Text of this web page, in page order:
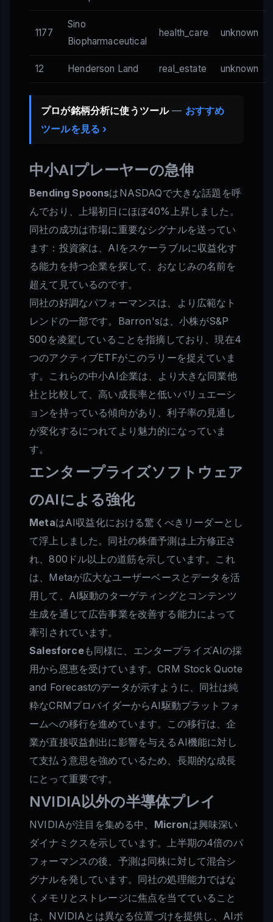
1177
Sino
Biopharmaceutical
health_care unknown
12 Henderson Land real_estate unknown
プロが銘柄分析に使うツール— おすすめ
ツールを見る ›
中小AIプレーヤーの急伸
Bending SpoonsはNASDAQで大きな話題を呼
んでおり、上場初日にほぼ40%上昇しました。
同社の成功は市場に重要なシグナルを送ってい
ます：投資家は、AIをスケーラブルに収益化す
る能力を持つ企業を探して、おなじみの名前を
超えて見ているのです。
同社の好調なパフォーマンスは、より広範なト
レンドの一部です。Barron'sは、小株がS&P
500を凌駕していることを指摘しており、現在4
つのアクティブETFがこのラリーを捉えていま
す。これらの中小AI企業は、より大きな同業他
社と比較して、高い成長率と低いバリュエーシ
ョンを持っている傾向があり、利子率の見通し
が変化するにつれてより魅力的になっていま
す。
エンタープライズソフトウェア
のAIによる強化
MetaはAI収益化における驚くべきリーダーとし
て浮上しました。同社の株価予測は上方修正さ
れ、800ドル以上の道筋を示しています。これ
は、Metaが広大なユーザーベースとデータを活
用して、AI駆動のターゲティングとコンテンツ
生成を通じて広告事業を改善する能力によって
牽引されています。
Salesforceも同様に、エンタープライズAIの採
用から恩恵を受けています。CRM Stock Quote
and Forecastのデータが示すように、同社は純
粋なCRMプロバイダーからAI駆動プラットフォ
ームへの移行を進めています。この移行は、企
業が直接収益創出に影響を与えるAI機能に対し
て支払う意思を強めているため、長期的な成長
にとって重要です。
NVIDIA以外の半導体プレイ
NVIDIAが注目を集める中、 Micronは興味深い
ダイナミクスを示しています。上半期の4倍のパ
フォーマンスの後、予測は同株に対して混合シ
グナルを発しています。同社の処理能力ではな
くメモリとストレージに焦点を当てていること
は、NVIDIAとは異なる位置づけを提供し、AIポ